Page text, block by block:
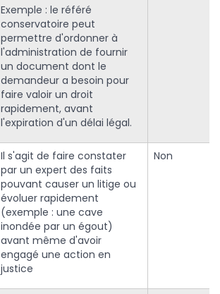
Exemple : le référé
conservatoire peut
permettre d'ordonner à
l'administration de fournir
un document dont le
demandeur a besoin pour
faire valoir un droit
rapidement, avant
l'expiration d'un délai légal.
Il s'agit de faire constater
par un expert des faits
pouvant causer un litige ou
évoluer rapidement
(exemple : une cave
inondée par un égout)
avant même d'avoir
engagé une action en
justice
Non